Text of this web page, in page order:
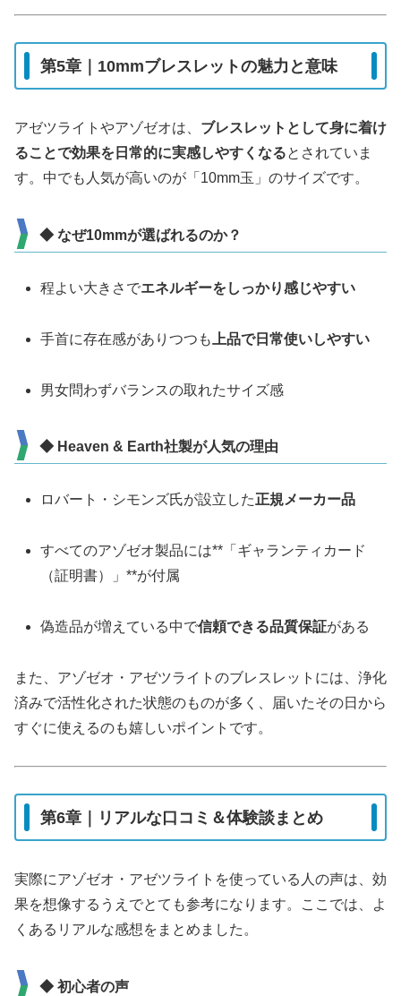
第5章｜10mmブレスレットの魅力と意味
アゼツライトやアゾゼオは、 ブレスレットとして身に着け
ることで効果を日常的に実感しやすくなるとされていま
す。中でも人気が高いのが「10mm玉」のサイズです。
◆ なぜ10mmが選ばれるのか？
程よい大きさでエネルギーをしっかり感じやすい
手首に存在感がありつつも 上品で日常使いしやすい
男女問わずバランスの取れたサイズ感
◆ Heaven & Earth社製が人気の理由
ロバート・シモンズ氏が設立した正規メーカー品
すべてのアゾゼオ製品には**「ギャランティカード
（証明書）」**が付属
偽造品が増えている中で信頼できる品質保証がある
また、アゾゼオ・アゼツライトのブレスレットには、浄化
済みで活性化された状態のものが多く、届いたその日から
すぐに使えるのも嬉しいポイントです。
第6章｜リアルな口コミ＆体験談まとめ
実際にアゾゼオ・アゼツライトを使っている人の声は、効
果を想像するうえでとても参考になります。ここでは、よ
くあるリアルな感想をまとめました。
◆ 初心者の声